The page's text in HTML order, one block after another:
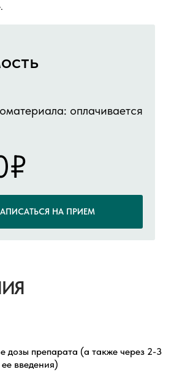
оплачивается
НА ПРИЕМ
дозы препарата (а также через 2-3
введения)